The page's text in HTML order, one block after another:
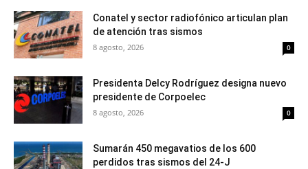
Conatel y sector radiofónico articulan plan
de atención tras sismos
8 agosto, 2026 0
Presidenta Delcy Rodríguez designa nuevo
presidente de Corpoelec
8 agosto, 2026 0
Sumarán 450 megavatios de los 600
perdidos tras sismos del 24-J